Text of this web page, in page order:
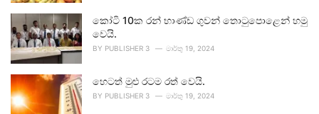
කෝටි 10ක රන් භාණ්ඩ ගුවන් තොටුපොළෙන් හමු
වෙයි.
BY PUBLISHER 3 මාර්තු 19, 2024
හෙටත් මුළු රටම රත් වෙයි.
BY PUBLISHER 3 මාර්තු 19, 2024